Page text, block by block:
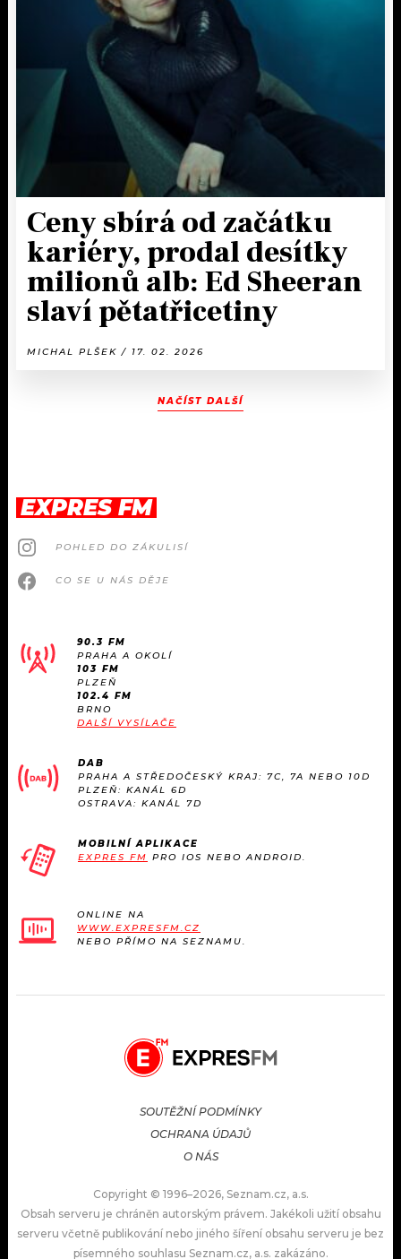
Ceny sbírá od začátku
kariéry, prodal desítky
milionů alb: Ed Sheeran
slaví pětatřicetiny
MICHAL PLŠEK / 17. 02. 2026
NAČÍST DALŠÍ
EXPRES FM
POHLED DO ZÁKULISÍ
CO SE U NÁS DĚJE
90.3 FM
PRAHA A OKOLÍ
103 FM
PLZEŇ
102.4 FM
BRNO
DALŠÍ VYSÍLAČE
DAB
PRAHA A STŘEDOČESKÝ KRAJ: 7C, 7A NEBO 10D
PLZEŇ: KANÁL 6D
OSTRAVA: KANÁL 7D
MOBILNÍ APLIKACE
EXPRES FM PRO IOS NEBO ANDROID.
ONLINE NA
WWW.EXPRESFM.CZ
NEBO PŘÍMO NA SEZNAMU.
SOUTĚŽNÍ PODMÍNKY
OCHRANA ÚDAJŮ
O NÁS
Copyright © 1996–2026, Seznam.cz, a.s.
Obsah serveru je chráněn autorským právem. Jakékoli užití obsahu
serveru včetně publikování nebo jiného šíření obsahu serveru je bez
písemného souhlasu Seznam.cz, a.s. zakázáno.